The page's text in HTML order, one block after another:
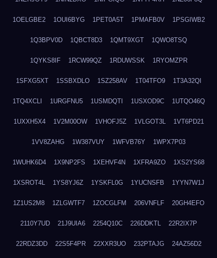
1OELGBE2 1OUI6BYG 1PET0A5T 1PMAFB0V 1PSGIWB2
1Q3BPV0D 1QBCT8D3 1QMT9XGT 1QWO8TSQ
1QYKS8IF 1RCW99QZ 1RDUWSSK 1RYOMZPR
1SFXG5XT 1SSBXDLO 1SZ258AV 1T04TFO9 1T3A32QI
1TQ4XCLI 1URGFNU5 1USMDQTI 1USXOD9C 1UTQO46Q
1UXXH5X4 1V2M00OW 1VHOFJ5Z 1VLGOT3L 1VT6PD21
1VV8ZAHG 1W387VUY 1WFVB76Y 1WPX7P03
1WUHK6D4 1X9NP2FS 1XEHVF4N 1XFRA9ZO 1XS2YS68
1XSROT4L 1YS8YJ6Z 1YSKFL0G 1YUCNSFB 1YYN7W1J
1Z1US2M8 1ZLGWTF7 1ZOCGLFM 206VNFLF 20GH4EFO
2110Y7UD 21J9UIA6 2254Q10C 226DDKTL 22R2IX7P
22RDZ3DD 22S5F4PR 22XXR3UO 232PTAJG 24AZ56D2